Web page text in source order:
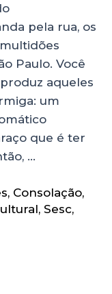
pela rua, os
Paulo. Você
aqueles
um
que é ter
…
, Consolação,
, Sesc,